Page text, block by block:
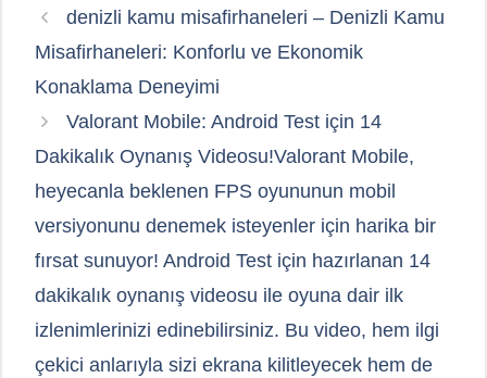
denizli kamu misafirhaneleri – Denizli Kamu
Misafirhaneleri: Konforlu ve Ekonomik
Konaklama Deneyimi
Valorant Mobile: Android Test için 14
Dakikalık Oynanış Videosu!Valorant Mobile,
heyecanla beklenen FPS oyununun mobil
versiyonunu denemek isteyenler için harika bir
fırsat sunuyor! Android Test için hazırlanan 14
dakikalık oynanış videosu ile oyuna dair ilk
izlenimlerinizi edinebilirsiniz. Bu video, hem ilgi
çekici anlarıyla sizi ekrana kilitleyecek hem de